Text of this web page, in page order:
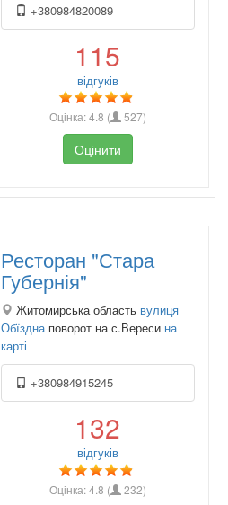
+380984820089
115
відгуків
Оцінка:4.8 ( 527)
Оцінити
Ресторан "Стара
Губернія"
Житомирська область вулиця
Обїзднаповорот на с.Вереси на
карті
+380984915245
132
відгуків
Оцінка:4.8 ( 232)